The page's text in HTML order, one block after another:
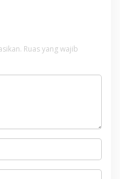
Ruas yang wajib